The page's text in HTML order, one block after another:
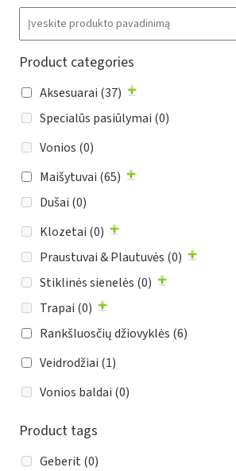
Product categories
Aksesuarai (37)
Specialūs pasiūlymai (0)
Vonios (0)
Maišytuvai (65)
Dušai (0)
Klozetai (0)
Praustuvai & Plautuvės (0)
Stiklinės sienelės (0)
Trapai (0)
Rankšluosčių džiovyklės (6)
Veidrodžiai (1)
Vonios baldai (0)
Product tags
Geberit (0)